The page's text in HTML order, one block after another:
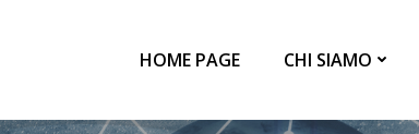
HOME PAGE CHI SIAMO